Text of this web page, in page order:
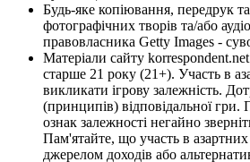
Будь-яке копіювання, передрук
фотографічних творів та/або
правовласника Getty Images -
Матеріали сайту
старше 21 року (21+). Участь в
викликати ігрову залежність.
(принципів) відповідальної
ознак залежності негайно
Пам'ятайте, що участь в
джерелом доходів або